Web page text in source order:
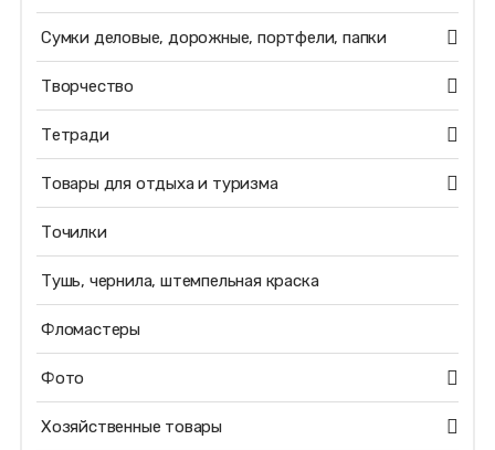
Сумки деловые, дорожные, портфели, папки
Творчество
Тетради
Товары для отдыха и туризма
Точилки
Тушь, чернила, штемпельная краска
Фломастеры
Фото
Хозяйственные товары